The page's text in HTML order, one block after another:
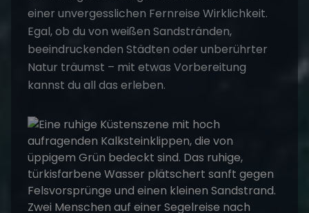
einer unvergesslichen Fernreise Wirklichkeit.
Egal, ob du von weißen Sandstränden,
beeindruckenden Städten oder unberührter
Natur träumst – mit etwas Vorbereitung
kannst du all das erleben.